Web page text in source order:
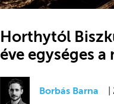
Horthytól
éve egységes
Borbás Barna